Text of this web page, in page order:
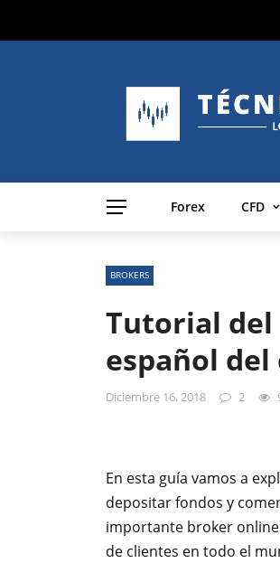
Forex CFD
BROKERS
Tutorial del
español del
Diciembre 16, 2018 2
En esta guía vamos a
depositar fondos y
importante broker online
de clientes en todo el